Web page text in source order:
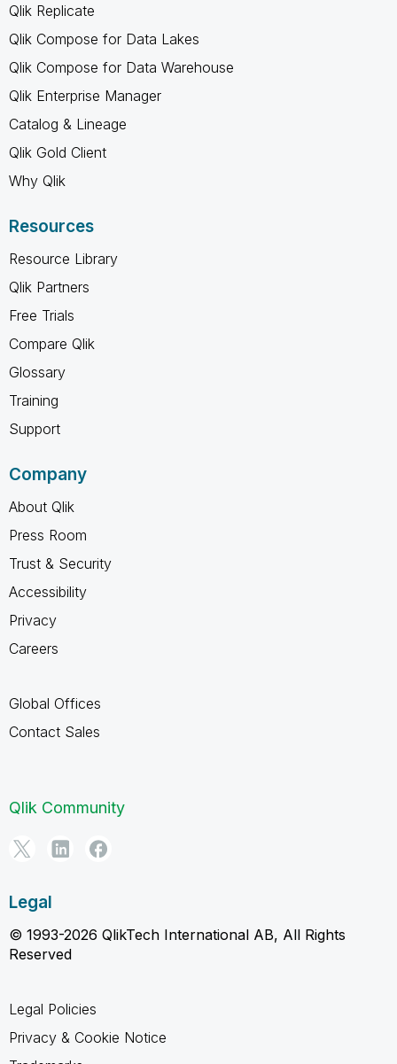
Qlik Replicate
Qlik Compose for Data Lakes
Qlik Compose for Data Warehouse
Qlik Enterprise Manager
Catalog & Lineage
Qlik Gold Client
Why Qlik
Resources
Resource Library
Qlik Partners
Free Trials
Compare Qlik
Glossary
Training
Support
Company
About Qlik
Press Room
Trust & Security
Accessibility
Privacy
Careers
Global Offices
Contact Sales
Qlik Community
Legal
© 1993-2026 QlikTech International AB, All Rights
Reserved
Legal Policies
Privacy & Cookie Notice